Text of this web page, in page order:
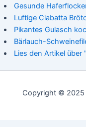
Gesunde
Luftige Ciabatta
Pikantes Gulasch
Bärlauch-
Lies den Artikel
Copyright © 2025